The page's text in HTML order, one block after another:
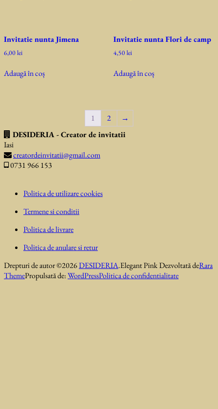
Invitatie nunta Jimena
6,00lei
Adaugă în coș
Invitatie nunta Flori de camp
4,50lei
Adaugă în coș
1 2
→
DESIDERIA - Creator de invitatii
Iasi
creatordeinvitatii@gmail.com
0731 966 153
Politica de utilizare cookies
Termene si conditii
Politica de livrare
Politica de anulare si retur
Drepturi de autor ©2026DESIDERIA.Elegant PinkDezvoltată deRara
ThemePropulsată de:WordPressPolitica de confidentialitate